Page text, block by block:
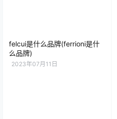
felcui是什么品牌(ferrioni是什
么品牌)
2023年07月11日